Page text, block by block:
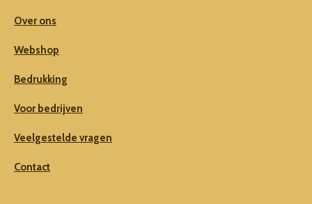
Over ons
Webshop
Bedrukking
Voor bedrijven
Veelgestelde vragen
Contact